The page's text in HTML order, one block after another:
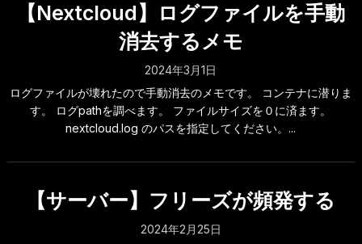
【Nextcloud】ログファイルを手動
消去するメモ
2024年3月1日
ログファイルが壊れたので手動消去のメモです。 コンテナに潜りま
す。 ログpathを調べます。 ファイルサイズを０に済ます。
nextcloud.log のパスを指定してください。...
【サーバー】フリーズが頻発する
2024年2月25日